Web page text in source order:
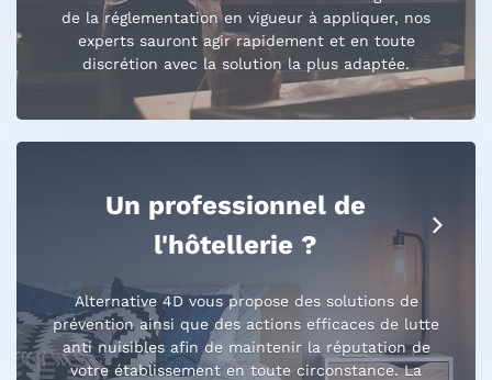
de la réglementation en vigueur à appliquer, nos
experts sauront agir rapidement et en toute
discrétion avec la solution la plus adaptée.
Un professionnel de
l'hôtellerie ?
Alternative 4D vous propose des solutions de
prévention ainsi que des actions efficaces de lutte
anti nuisibles afin de maintenir la réputation de
votre établissement en toute circonstance. La